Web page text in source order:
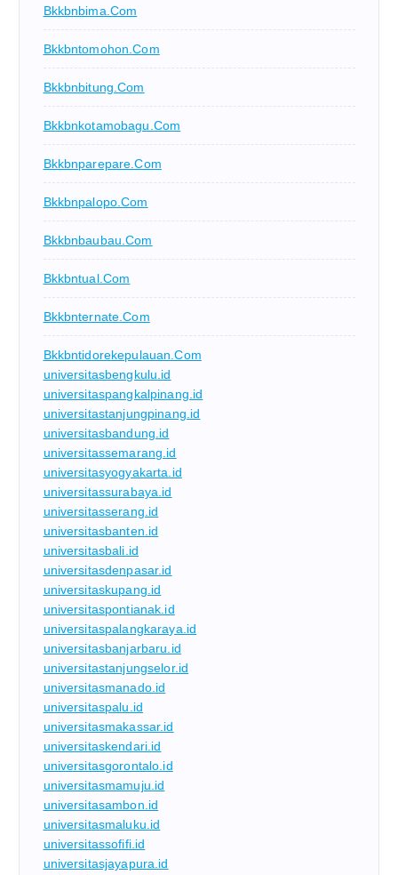
Bkkbnbima.com
Bkkbntomohon.com
Bkkbnbitung.com
Bkkbnkotamobagu.com
Bkkbnparepare.com
Bkkbnpalopo.com
Bkkbnbaubau.com
Bkkbntual.com
Bkkbnternate.com
Bkkbntidorekepulauan.com
universitasbengkulu.id
universitaspangkalpinang.id
universitastanjungpinang.id
universitasbandung.id
universitassemarang.id
universitasyogyakarta.id
universitassurabaya.id
universitasserang.id
universitasbanten.id
universitasbali.id
universitasdenpasar.id
universitaskupang.id
universitaspontianak.id
universitaspalangkaraya.id
universitasbanjarbaru.id
universitastanjungselor.id
universitasmanado.id
universitaspalu.id
universitasmakassar.id
universitaskendari.id
universitasgorontalo.id
universitasmamuju.id
universitasambon.id
universitasmaluku.id
universitassofifi.id
universitasjayapura.id